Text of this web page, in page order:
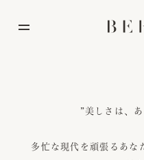
”美しさは、
多忙な現代を頑張るあな